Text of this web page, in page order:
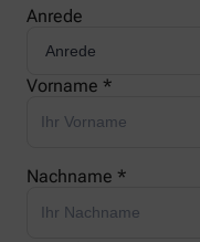
Anrede
Vorname *
Nachname *